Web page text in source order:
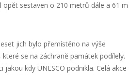
opět sestaven o 210 metrů dále a 61 m
jich bylo přemístěno na výše
se na záchraně památek podílely.
kdy UNESCO podnikla. Celá akce